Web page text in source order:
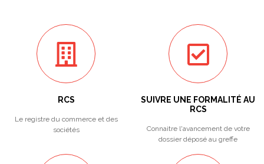
RCS
Le registre du commerce et des
sociétés
SUIVRE UNE FORMALITÉ AU
RCS
Connaitre l'avancement de votre
dossier déposé au greffe